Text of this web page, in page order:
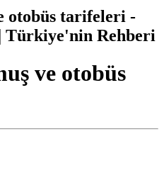
otobüs tarifeleri -
Rehberi
ve otobüs